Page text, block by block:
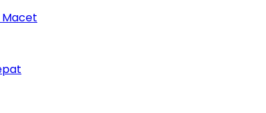
Macet